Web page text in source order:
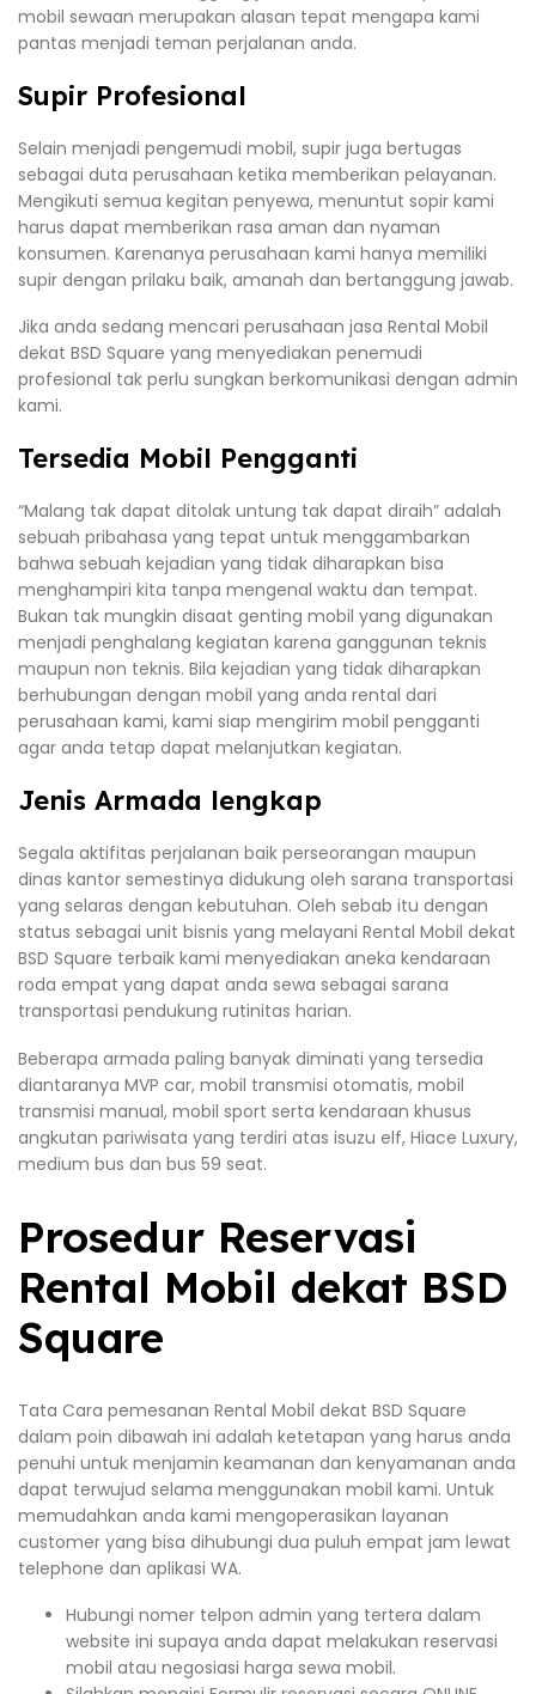
mobil sewaan merupakan alasan tepat mengapa kami
pantas menjadi teman perjalanan anda.
Supir Profesional
Selain menjadi pengemudi mobil, supir juga bertugas
sebagai duta perusahaan ketika memberikan pelayanan.
Mengikuti semua kegitan penyewa, menuntut sopir kami
harus dapat memberikan rasa aman dan nyaman
konsumen. Karenanya perusahaan kami hanya memiliki
supir dengan prilaku baik, amanah dan bertanggung jawab.
Jika anda sedang mencari perusahaan jasa Rental Mobil
dekat BSD Square yang menyediakan penemudi
profesional tak perlu sungkan berkomunikasi dengan admin
kami.
Tersedia Mobil Pengganti
“Malang tak dapat ditolak untung tak dapat diraih” adalah
sebuah pribahasa yang tepat untuk menggambarkan
bahwa sebuah kejadian yang tidak diharapkan bisa
menghampiri kita tanpa mengenal waktu dan tempat.
Bukan tak mungkin disaat genting mobil yang digunakan
menjadi penghalang kegiatan karena ganggunan teknis
maupun non teknis. Bila kejadian yang tidak diharapkan
berhubungan dengan mobil yang anda rental dari
perusahaan kami, kami siap mengirim mobil pengganti
agar anda tetap dapat melanjutkan kegiatan.
Jenis Armada lengkap
Segala aktifitas perjalanan baik perseorangan maupun
dinas kantor semestinya didukung oleh sarana transportasi
yang selaras dengan kebutuhan. Oleh sebab itu dengan
status sebagai unit bisnis yang melayani Rental Mobil dekat
BSD Square terbaik kami menyediakan aneka kendaraan
roda empat yang dapat anda sewa sebagai sarana
transportasi pendukung rutinitas harian.
Beberapa armada paling banyak diminati yang tersedia
diantaranya MVP car, mobil transmisi otomatis, mobil
transmisi manual, mobil sport serta kendaraan khusus
angkutan pariwisata yang terdiri atas isuzu elf, Hiace Luxury,
medium bus dan bus 59 seat.
Prosedur Reservasi
Rental Mobil dekat BSD
Square
Tata Cara pemesanan Rental Mobil dekat BSD Square
dalam poin dibawah ini adalah ketetapan yang harus anda
penuhi untuk menjamin keamanan dan kenyamanan anda
dapat terwujud selama menggunakan mobil kami. Untuk
memudahkan anda kami mengoperasikan layanan
customer yang bisa dihubungi dua puluh empat jam lewat
telephone dan aplikasi WA.
Hubungi nomer telpon admin yang tertera dalam
website ini supaya anda dapat melakukan reservasi
mobil atau negosiasi harga sewa mobil.